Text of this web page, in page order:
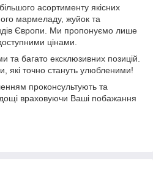
асортименту якісних
мармеладу, жуйок та
Європи. Ми пропонуємо лише
цінами.
та багато ексклюзивних позицій.
які точно стануть улюбленими!
проконсультують та
враховуючи Ваші побажання